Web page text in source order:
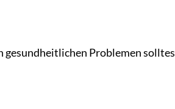
Problemen